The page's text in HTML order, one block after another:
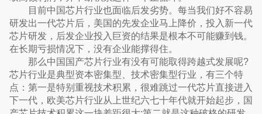
目前中国芯片行业也面临后发劣势。每当我们好不容易
研发出一代芯片后，美国的先发企业马上降价，投入新一代
芯片研发，后发企业投入巨资的结果是根本不可能赚到钱。
在长期亏损情况下，没有企业能撑得住。
那么中国国产芯片行业有没有可能取得跨越式发展呢?
芯片行业是典型资本密集型、技术密集型行业，有三个特
点：第一是特别重视技术积累，很难跳过一代芯片直接进入
下一代，欧美芯片行业从上世纪六七十年代就开始起步，国